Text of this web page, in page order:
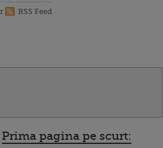
RSS Feed
Prima pagina pe scurt: